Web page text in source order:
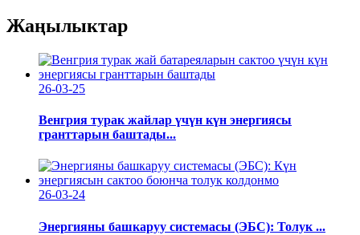
Жаңылыктар
26-03-25
Венгрия турак жайлар үчүн күн энергиясы
гранттарын баштады...
26-03-24
Энергияны башкаруу системасы (ЭБС): Толук ...